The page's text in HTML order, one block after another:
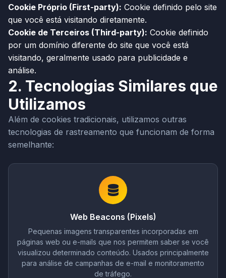
Cookie Próprio (First-party): Cookie definido pelo site
que você está visitando diretamente.
Cookie de Terceiros (Third-party): Cookie definido
por um domínio diferente do site que você está
visitando, geralmente usado para publicidade e
análise.
2. Tecnologias Similares que
Utilizamos
Além de cookies tradicionais, utilizamos outras
tecnologias de rastreamento que funcionam de forma
semelhante:
Web Beacons (Pixels)
Pequenas imagens transparentes incorporadas em
páginas web ou e-mails que nos permitem saber se você
visualizou determinado conteúdo. Usados principalmente
para análise de campanhas de e-mail e monitoramento
de tráfego.